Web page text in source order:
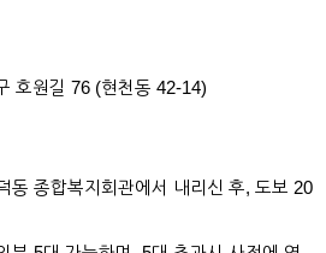
호원길 76 (현천동 42-14)
동 종합복지회관에서 내리신 후, 도보 20